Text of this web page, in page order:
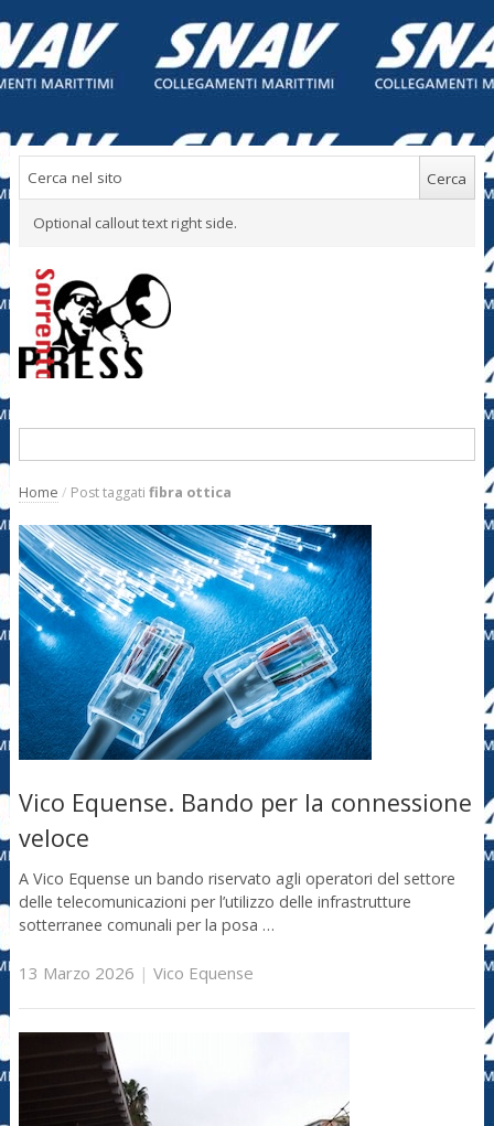
Optional callout text right side.
Home / Post taggati fibra ottica
Vico Equense. Bando per la connessione
veloce
A Vico Equense un bando riservato agli operatori del settore
delle telecomunicazioni per l’utilizzo delle infrastrutture
sotterranee comunali per la posa …
13 Marzo 2026 | Vico Equense